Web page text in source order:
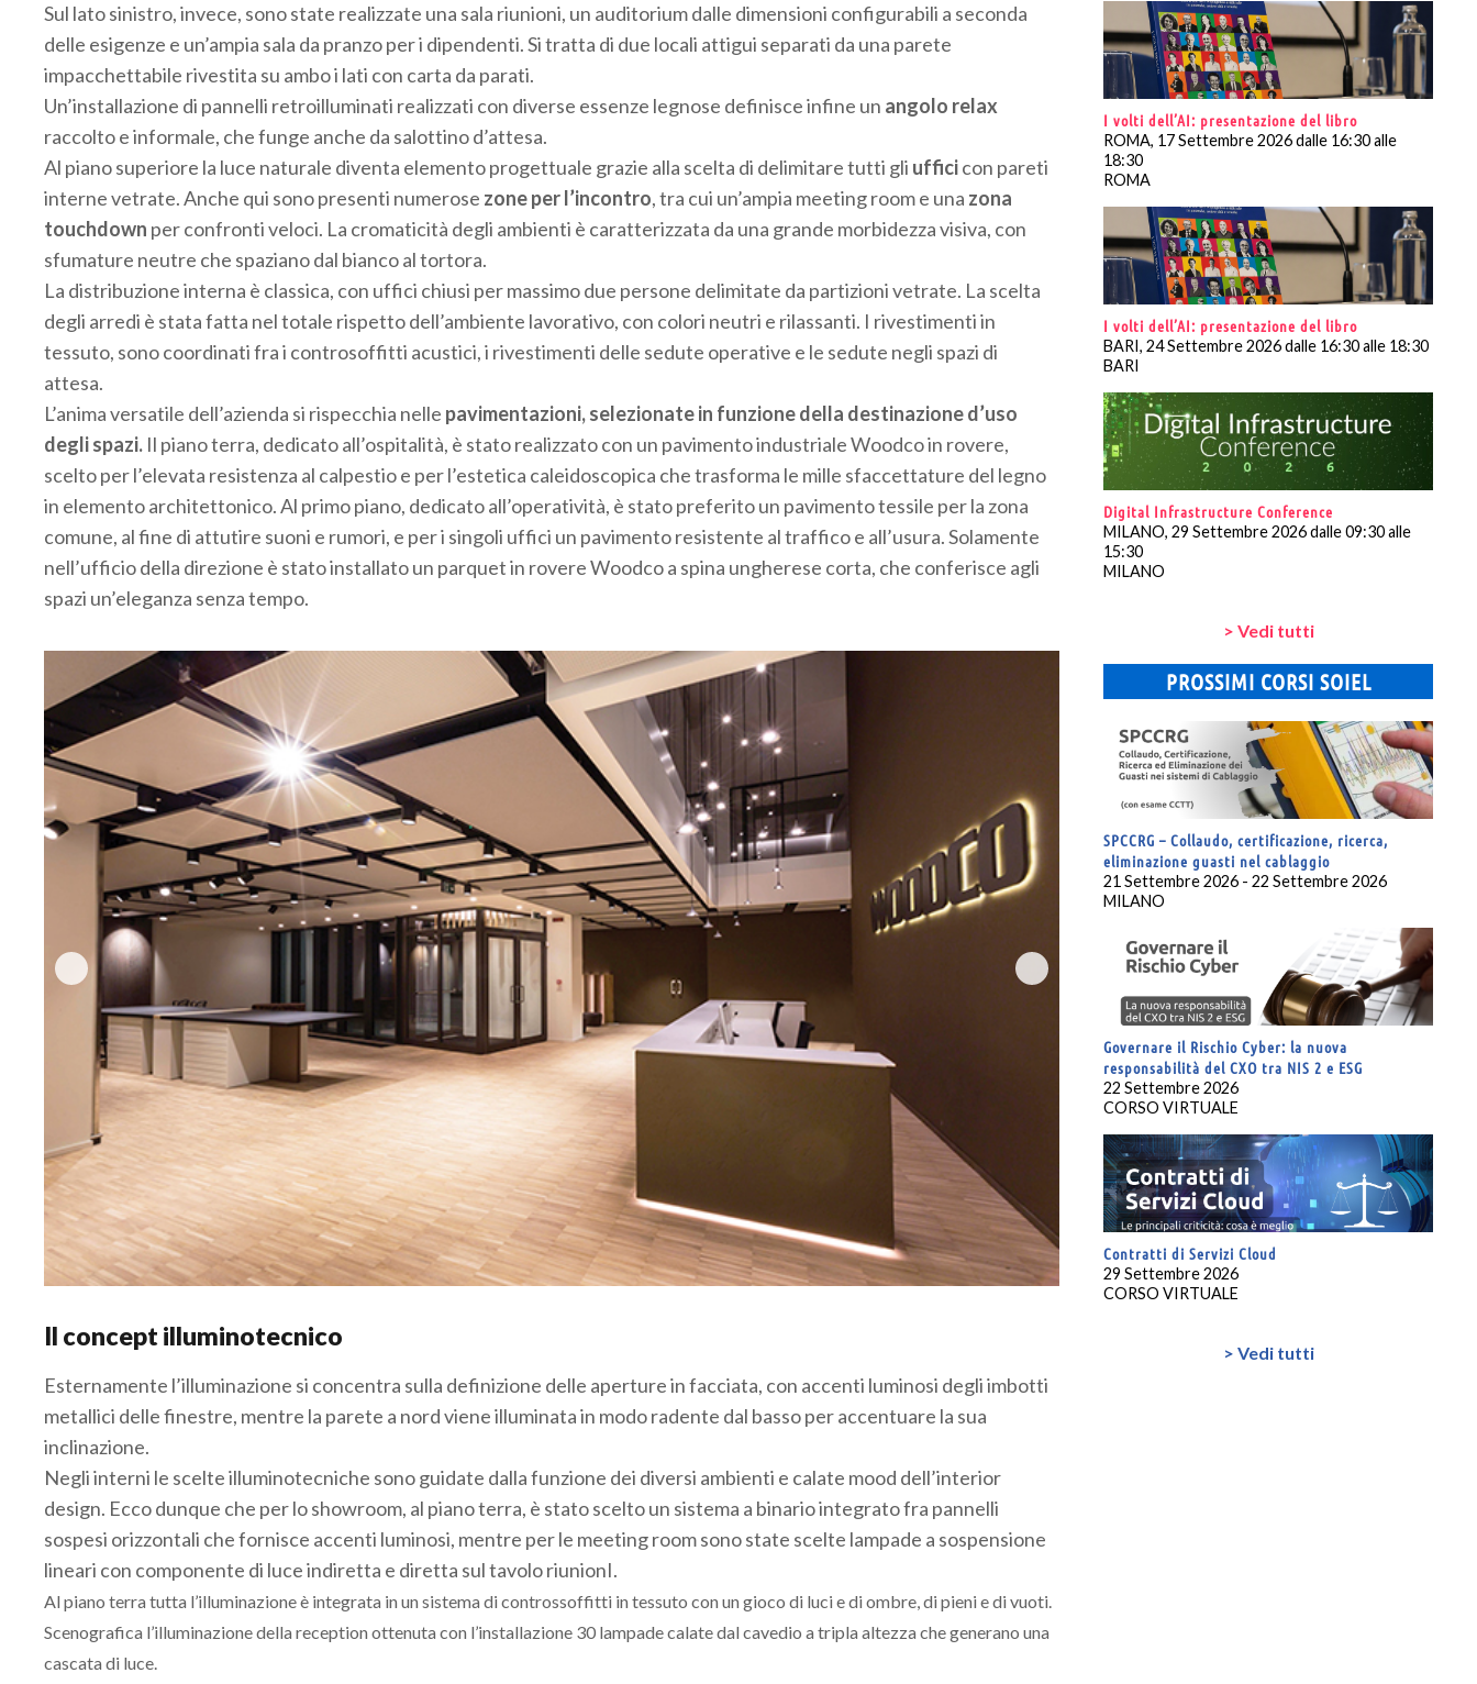
Sul lato sinistro, invece, sono state realizzate una sala riunioni, un auditorium dalle dimensioni configurabili a seconda
delle esigenze e un’ampia sala da pranzo per i dipendenti. Si tratta di due locali attigui separati da una parete
impacchettabile rivestita su ambo i lati con carta da parati.
Un’installazione di pannelli retroilluminati realizzati con diverse essenze legnose definisce infine un angolo relax
raccolto e informale, che funge anche da salottino d’attesa.
Al piano superiore la luce naturale diventa elemento progettuale grazie alla scelta di delimitare tutti gli ufficicon pareti
interne vetrate. Anche qui sono presenti numerose zone per l’incontro, tra cui un’ampia meeting room e una zona
touchdown per confronti veloci. La cromaticità degli ambienti è caratterizzata da una grande morbidezza visiva, con
sfumature neutre che spaziano dal bianco al tortora.
La distribuzione interna è classica, con uffici chiusi per massimo due persone delimitate da partizioni vetrate. La scelta
degli arredi è stata fatta nel totale rispetto dell’ambiente lavorativo, con colori neutri e rilassanti. I rivestimenti in
tessuto, sono coordinati fra i controsoffitti acustici, i rivestimenti delle sedute operative e le sedute negli spazi di
attesa.
L’anima versatile dell’azienda si rispecchia nelle pavimentazioni, selezionate in funzione della destinazione d’uso
degli spazi. Il piano terra, dedicato all’ospitalità, è stato realizzato con un pavimento industriale Woodco in rovere,
scelto per l’elevata resistenza al calpestio e per l’estetica caleidoscopica che trasforma le mille sfaccettature del legno
in elemento architettonico. Al primo piano, dedicato all’operatività, è stato preferito un pavimento tessile per la zona
comune, al fine di attutire suoni e rumori, e per i singoli uffici un pavimento resistente al traffico e all’usura. Solamente
nell’ufficio della direzione è stato installato un parquet in rovere Woodco a spina ungherese corta, che conferisce agli
spazi un’eleganza senza tempo.
Il concept illuminotecnico
Esternamente l’illuminazione si concentra sulla definizione delle aperture in facciata, con accenti luminosi degli imbotti
metallici delle finestre, mentre la parete a nord viene illuminata in modo radente dal basso per accentuare la sua
inclinazione.
Negli interni le scelte illuminotecniche sono guidate dalla funzione dei diversi ambienti e calate mood dell’interior
design. Ecco dunque che per lo showroom, al piano terra, è stato scelto un sistema a binario integrato fra pannelli
sospesi orizzontali che fornisce accenti luminosi, mentre per le meeting room sono state scelte lampade a sospensione
lineari con componente di luce indiretta e diretta sul tavolo riunionI.
Al piano terra tutta l’illuminazione è integrata in un sistema di controssoffitti in tessuto con un gioco di luci e di ombre, di pieni e di vuoti.
Scenografica l’illuminazione della reception ottenuta con l’installazione 30 lampade calate dal cavedio a tripla altezza che generano una
cascata di luce.
I volti dell’AI: presentazione del libro
ROMA, 17 Settembre 2026 dalle 16:30 alle
18:30
ROMA
I volti dell’AI: presentazione del libro
BARI, 24 Settembre 2026 dalle 16:30 alle 18:30
BARI
Digital Infrastructure Conference
MILANO, 29 Settembre 2026 dalle 09:30 alle
15:30
MILANO
> Vedi tutti
PROSSIMI CORSI SOIEL
SPCCRG – Collaudo, certificazione, ricerca,
eliminazione guasti nel cablaggio
21 Settembre 2026 - 22 Settembre 2026
MILANO
Governare il Rischio Cyber: la nuova
responsabilità del CXO tra NIS 2 e ESG
22 Settembre 2026
CORSO VIRTUALE
Contratti di Servizi Cloud
29 Settembre 2026
CORSO VIRTUALE
> Vedi tutti